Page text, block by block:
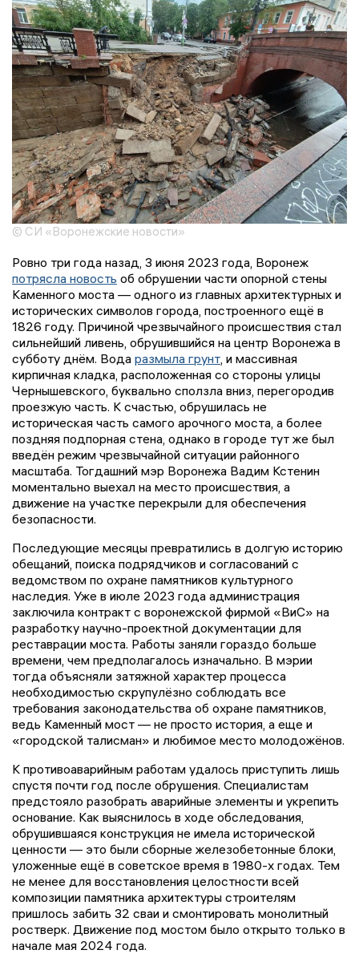
© СИ «Воронежские новости»
Ровно три года назад, 3 июня 2023 года, Воронеж
потрясла новость об обрушении части опорной стены
Каменного моста — одного из главных архитектурных и
исторических символов города, построенного ещё в
1826 году. Причиной чрезвычайного происшествия стал
сильнейший ливень, обрушившийся на центр Воронежа в
субботу днём. Вода размыла грунт , и массивная
кирпичная кладка, расположенная со стороны улицы
Чернышевского, буквально сползла вниз, перегородив
проезжую часть. К счастью, обрушилась не
историческая часть самого арочного моста, а более
поздняя подпорная стена, однако в городе тут же был
введён режим чрезвычайной ситуации районного
масштаба. Тогдашний мэр Воронежа Вадим Кстенин
моментально выехал на место происшествия, а
движение на участке перекрыли для обеспечения
безопасности.
Последующие месяцы превратились в долгую историю
обещаний, поиска подрядчиков и согласований с
ведомством по охране памятников культурного
наследия. Уже в июле 2023 года администрация
заключила контракт с воронежской фирмой «ВиС» на
разработку научно-проектной документации для
реставрации моста. Работы заняли гораздо больше
времени, чем предполагалось изначально. В мэрии
тогда объясняли затяжной характер процесса
необходимостью скрупулёзно соблюдать все
требования законодательства об охране памятников,
ведь Каменный мост — не просто история, а еще и
«городской талисман» и любимое место молодожёнов.
К противоаварийным работам удалось приступить лишь
спустя почти год после обрушения. Специалистам
предстояло разобрать аварийные элементы и укрепить
основание. Как выяснилось в ходе обследования,
обрушившаяся конструкция не имела исторической
ценности — это были сборные железобетонные блоки,
уложенные ещё в советское время в 1980-х годах. Тем
не менее для восстановления целостности всей
композиции памятника архитектуры строителям
пришлось забить 32 сваи и смонтировать монолитный
ростверк. Движение под мостом было открыто только в
начале мая 2024 года.